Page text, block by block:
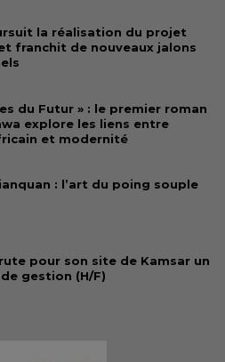
la réalisation du projet
franchit de nouveaux jalons
du Futur » : le premier roman
explore les liens entre
et modernité
: l’art du poing souple
pour son site de Kamsar un
gestion (H/F)